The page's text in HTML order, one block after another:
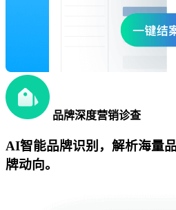
品牌深度营销诊查
AI智能品牌识别，解析海量
牌动向。